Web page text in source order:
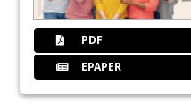
PDF
EPAPER